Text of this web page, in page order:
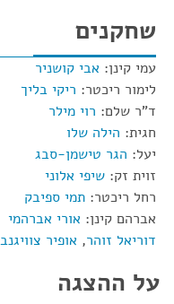
שחקנים
עמי קינן: אבי קושניר
לימור ריכטר: ריקי בליך
ד"ר שלם: רוי מילר
חגית: הילה שלו
יעל: הגר טישמן-סבג
זוית זק: שיפי אלוני
רחל ריכטר: תמי ספיבק
אברהם קינן: אורי אברהמי
דוריאל זוהר, אופיר
על ההצגה